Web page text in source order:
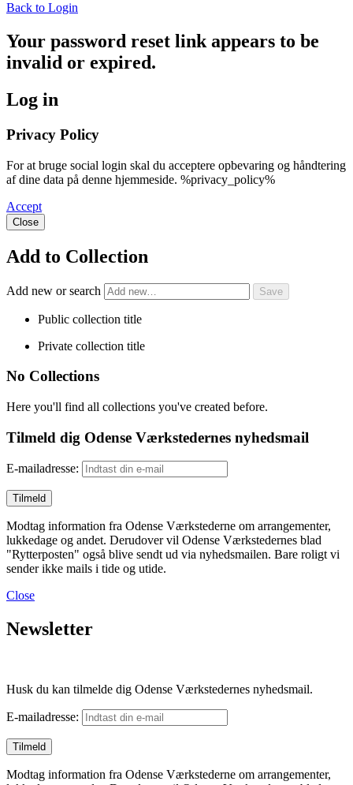
Back to Login
Your password reset link appears to be
invalid or expired.
Log in
Privacy Policy
For at bruge social login skal du acceptere opbevaring og håndtering
af dine data på denne hjemmeside. %privacy_policy%
Accept
Close
Add to Collection
Add new or search
Public collection title
Private collection title
No Collections
Here you'll find all collections you've created before.
Tilmeld dig Odense Værkstedernes nyhedsmail
E-mailadresse:
Modtag information fra Odense Værkstederne om arrangementer,
lukkedage og andet. Derudover vil Odense Værkstedernes blad
"Rytterposten" også blive sendt ud via nyhedsmailen. Bare roligt vi
sender ikke mails i tide og utide.
Close
Newsletter
Husk du kan tilmelde dig Odense Værkstedernes nyhedsmail.
E-mailadresse:
Modtag information fra Odense Værkstederne om arrangementer,